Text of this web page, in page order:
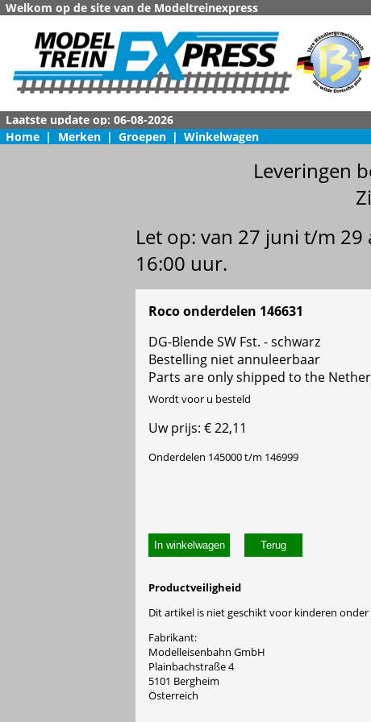
Welkom op de site van de Modeltreinexpress
Home | Merken | Groepen | Winkelwagen
Leveringen
Let op: van 27 juni t/m
16:00 uur.
Roco onderdelen 146631
DG-Blende SW Fst. - schwarz
Bestelling niet annuleerbaar
Parts are only shipped to the
Wordt voor u besteld
Uw prijs: € 22,11
Onderdelen 145000 t/m 146999
In winkelwagen
Productveiligheid
Dit artikel is niet geschikt voor kinderen onder
Fabrikant:
Modelleisenbahn GmbH
Plainbachstraße 4
5101 Bergheim
Österreich